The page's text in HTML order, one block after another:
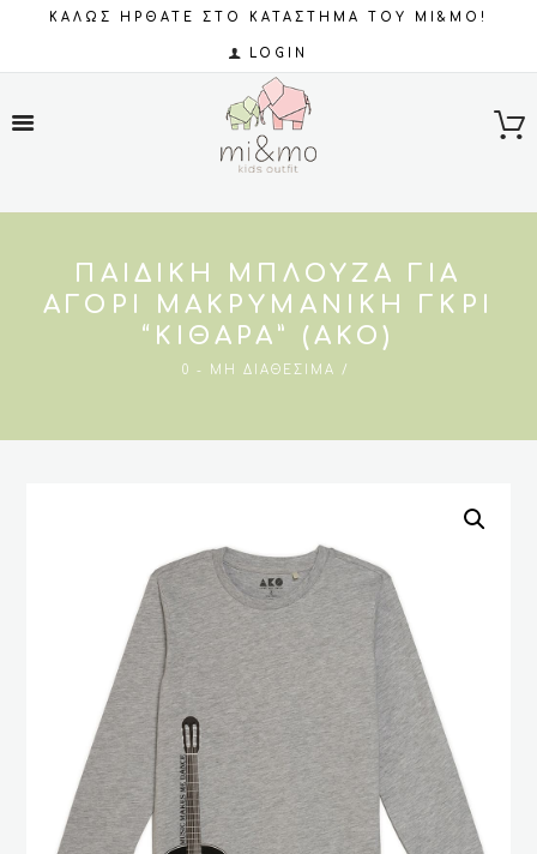
ΚΑΛΩΣ ΗΡΘΑΤΕ ΣΤΟ ΚΑΤΑΣΤΗΜΑ ΤΟΥ MI&MO!
LOGIN
ΠΑΙΔΙΚΉ ΜΠΛΟΎΖΑ ΓΙΑ
ΑΓΌΡΙ ΜΑΚΡΥΜΆΝΙΚΗ ΓΚΡΙ
“ΚΙΘΆΡΑ” (ΑΚΟ)
0 - ΜΗ ΔΙΑΘΈΣΙΜΑ